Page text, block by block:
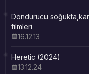
Dondurucu
filmleri
16.12.13
Heretic (2024)
13.12.24